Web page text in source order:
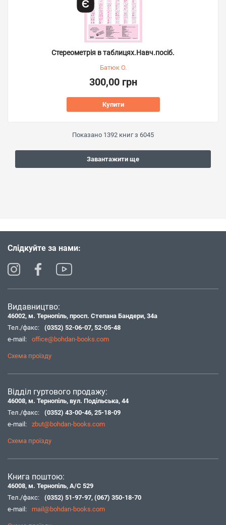
Стереометрія в таблицях.Навч.посіб.
Батюк О.
300,00 грн
Купити
Показано 1392 книг з 6045
Завантажити ще
Слідкуйте за нами:
Видавництво:
46002, м. Тернопіль, просп. Степана Бандери, 34а
Тел./факс:
(0352) 52-06-07, 52-05-48
e-mail:
office@bohdan-books.com
Схема проїзду
Відділ гуртового продажу:
46008, м. Тернопіль, вул. Подільська, 44
Тел./факс:
(0352) 43-00-46, 25-18-09
e-mail:
zbut@bohdan-books.com
Схема проїзду
Книга поштою:
46008, м. Тернопіль, А/С 529
Тел./факс:
(0352) 51-97-97, (067) 350-18-70
e-mail:
mail@bohdan-books.com